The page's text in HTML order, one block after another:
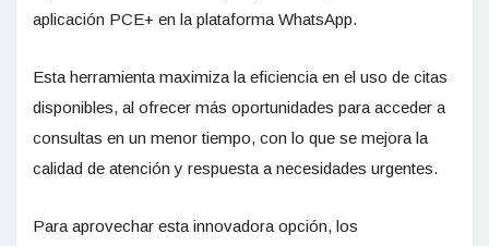
aplicación PCE+ en la plataforma WhatsApp.
Esta herramienta maximiza la eficiencia en el uso de citas
disponibles, al ofrecer más oportunidades para acceder a
consultas en un menor tiempo, con lo que se mejora la
calidad de atención y respuesta a necesidades urgentes.
Para aprovechar esta innovadora opción, los